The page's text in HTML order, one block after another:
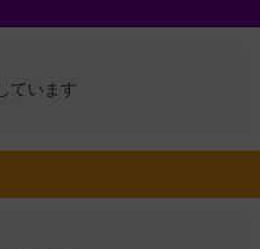
ています